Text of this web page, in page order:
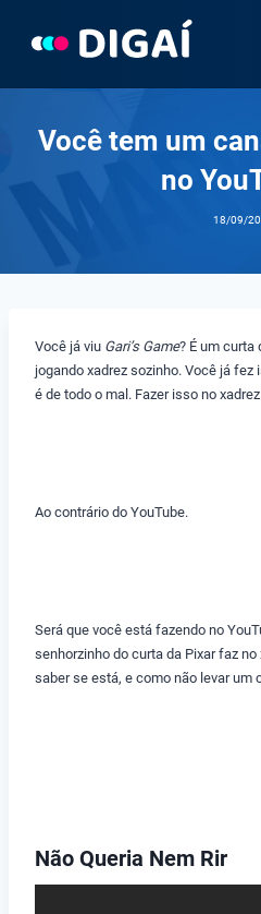
Você tem um
no
18/09/
Você já viu Gari’s Game? É um curta
jogando xadrez sozinho. Você já
é de todo o mal. Fazer isso no
Ao contrário do YouTube.
Será que você está fazendo no
senhorzinho do curta da Pixar faz
saber se está, e como não levar um
Não Queria Nem Rir